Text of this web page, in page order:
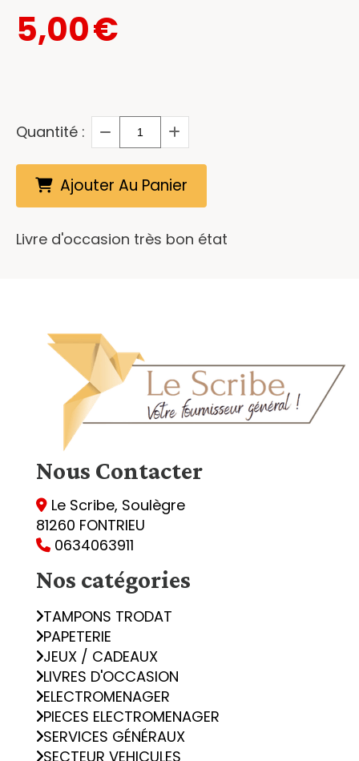
5,00€
Quantité :
Ajouter Au Panier
Livre d'occasion très bon état
Nous Contacter
 Le Scribe, Soulègre
81260 FONTRIEU
 0634063911
Nos catégories
TAMPONS TRODAT
PAPETERIE
JEUX / CADEAUX
LIVRES D'OCCASION
ELECTROMENAGER
PIECES ELECTROMENAGER
SERVICES GÉNÉRAUX
SECTEUR VEHICULES